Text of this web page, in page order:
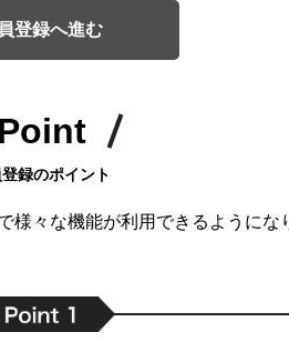
登録へ進む
Point
録のポイント
様々な機能が利用できるようにな